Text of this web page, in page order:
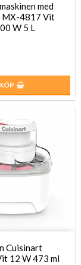
med
MX-4817 Vit
W 5 L
KÖP
Cuisinart
12 W 473 ml